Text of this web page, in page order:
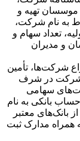
موسسان تهیه و
به نام شرکت،
تعداد سهام و
و مدیران
شرکت‌ها، تأمین
شرکت در شرف
سهامی
در حساب بانکی به نام
بانک‌های معتبر
همراه مدارک ثبت